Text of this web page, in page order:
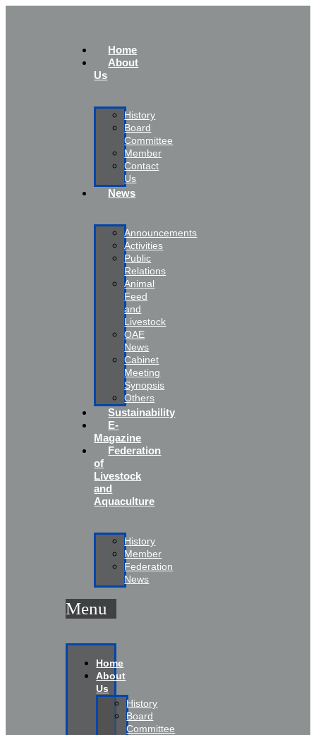
Home
About
Us
History
Board
Committee
Member
Contact
Us
News
Announcements
Activities
Public
Relations
Animal
Feed
and
Livestock
OAE
News
Cabinet
Meeting
Synopsis
Others
Sustainability
E-
Magazine
Federation
of
Livestock
and
Aquaculture
History
Member
Federation
News
Menu
Home
About
Us
History
Board
Committee